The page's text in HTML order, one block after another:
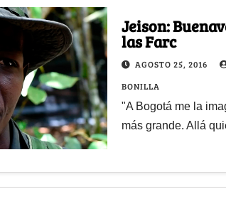
Jeison:
las Farc
AGOSTO 25, 2016
BONILLA
"A Bogotá me la
más grande. Allá